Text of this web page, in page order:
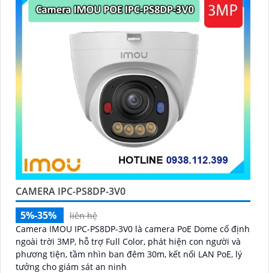
CAMERA IPC-PS8DP-3V0
5%-35%
liên hệ
Camera IMOU IPC-PS8DP-3V0 là camera PoE Dome cố định
ngoài trời 3MP, hỗ trợ Full Color, phát hiện con người và
phương tiện, tầm nhìn ban đêm 30m, kết nối LAN PoE, lý
tưởng cho giám sát an ninh